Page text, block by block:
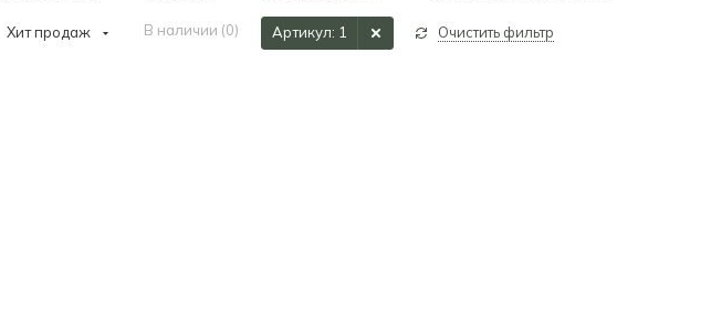
Хит продаж В наличии (0) Артикул: 1 Очистить фильтр